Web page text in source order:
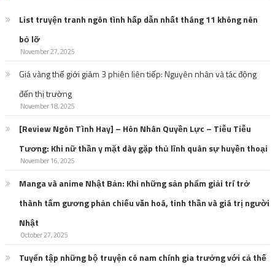
List truyện tranh ngôn tình hấp dẫn nhất tháng 11 không nên
bỏ lỡ
November 27, 2025
Giá vàng thế giới giảm 3 phiên liên tiếp: Nguyên nhân và tác động
đến thị trường
November 18, 2025
[Review Ngôn Tình Hay] – Hôn Nhân Quyền Lực – Tiễu Tiễu
Tương: Khi nữ thần y mặt dày gặp thủ lĩnh quân sự huyền thoại
November 16, 2025
Manga và anime Nhật Bản: Khi những sản phẩm giải trí trở
thành tấm gương phản chiếu văn hoá, tinh thần và giá trị người
Nhật
October 27, 2025
Tuyển tập những bộ truyện có nam chính gia trưởng với cả thế